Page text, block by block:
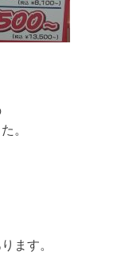
。
ます。